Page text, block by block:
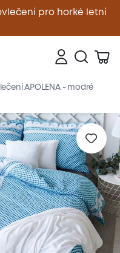
pro horké letní
Zavřít
produktu Materiál
APOLENA - modré